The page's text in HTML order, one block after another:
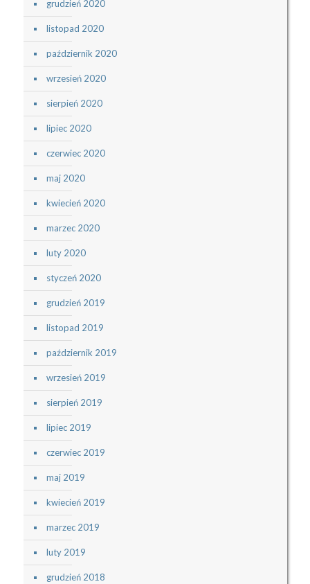
grudzień 2020
listopad 2020
październik 2020
wrzesień 2020
sierpień 2020
lipiec 2020
czerwiec 2020
maj 2020
kwiecień 2020
marzec 2020
luty 2020
styczeń 2020
grudzień 2019
listopad 2019
październik 2019
wrzesień 2019
sierpień 2019
lipiec 2019
czerwiec 2019
maj 2019
kwiecień 2019
marzec 2019
luty 2019
grudzień 2018